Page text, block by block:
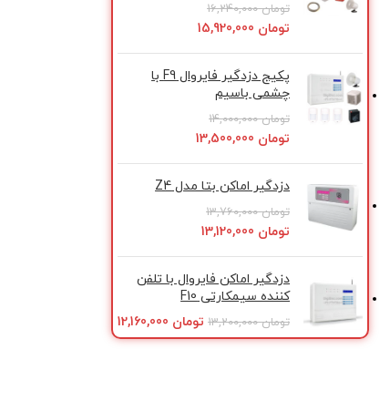
تومان16,240,000
تومان
پکیج دزدگیر فایروال F9 با
چشمی باسیم
تومان14,000,000
تومان
دزدگیر اماکن بتا مدل Z4
تومان13,760,000
تومان
دزدگیر اماکن فایروال با تلفن
كننده سیمکارتی F10
تومان13,200,000 تومان